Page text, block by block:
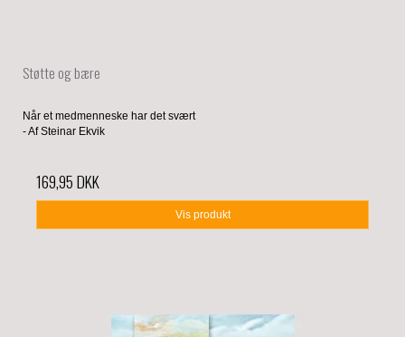
Støtte og bære
Når et medmenneske har det svært
- Af Steinar Ekvik
169,95 DKK
Vis produkt